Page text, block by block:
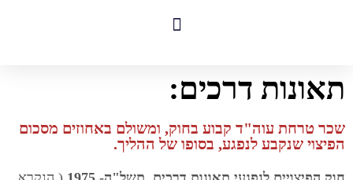
תאונות דרכים:
שכר טרחת עוה"ד קבוע בחוק, ומשולם באחוזים מסכום
הפיצוי שנקבע לנפגע, בסופו של ההליך.